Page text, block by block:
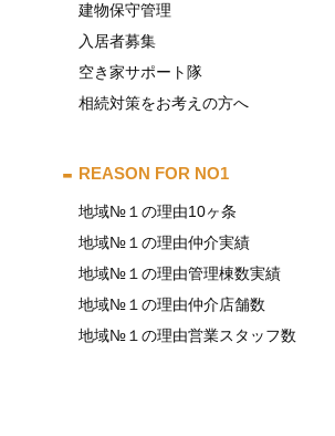
建物保守管理
入居者募集
空き家サポート隊
相続対策をお考えの方へ
REASON FOR NO1
地域№１の理由10ヶ条
地域№１の理由仲介実績
地域№１の理由管理棟数実績
地域№１の理由仲介店舗数
地域№１の理由営業スタッフ数